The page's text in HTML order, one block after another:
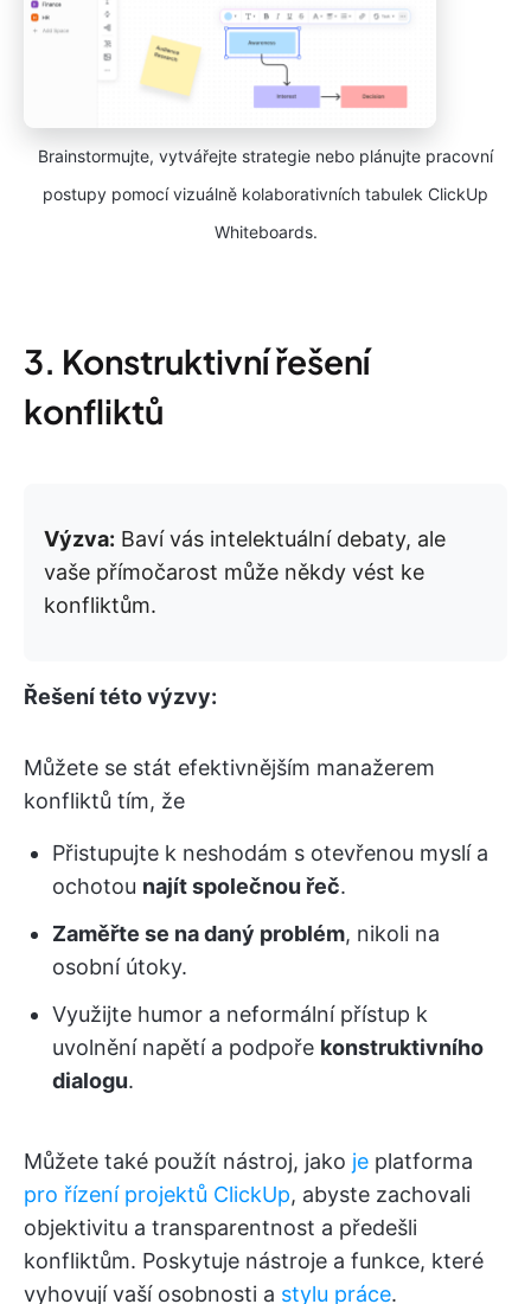
Brainstormujte, vytvářejte strategie nebo plánujte pracovní
postupy pomocí vizuálně kolaborativních tabulek ClickUp
Whiteboards.
3. Konstruktivní řešení
konfliktů
Výzva: Baví vás intelektuální debaty, ale
vaše přímočarost může někdy vést ke
konfliktům.
Řešení této výzvy:
Můžete se stát efektivnějším manažerem
konfliktů tím, že
Přistupujte k neshodám s otevřenou myslí a
ochotou najít společnou řeč.
Zaměřte se na daný problém, nikoli na
osobní útoky.
Využijte humor a neformální přístup k
uvolnění napětí a podpoře konstruktivního
dialogu.
Můžete také použít nástroj, jako je platforma
pro řízení projektů ClickUp, abyste zachovali
objektivitu a transparentnost a předešli
konfliktům. Poskytuje nástroje a funkce, které
vyhovují vaší osobnosti a stylu práce.